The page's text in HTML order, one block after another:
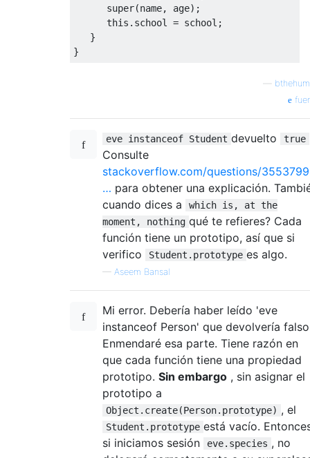
      super
(name, age);
this . school = school ;
}
}
eve instanceof Student devuelto true
Consulte
stackoverflow.com/questions/
… para obtener una explicación.
cuando dices a
which is, at the
moment, nothing qué te refieres? Cada
función tiene un prototipo, así que si
verifico
Student.prototype es algo.
— Aseem Bansal
Mi error. Debería haber leído 'eve
instanceof Person' que devolvería
Enmendaré esa parte. Tiene razón en
que cada función tiene una propiedad
prototipo. Sin embargo , sin asignar el
prototipo a
Object.create(Person.prototype) , el
Student.prototype está vacío.
si iniciamos sesión
eve.species , no